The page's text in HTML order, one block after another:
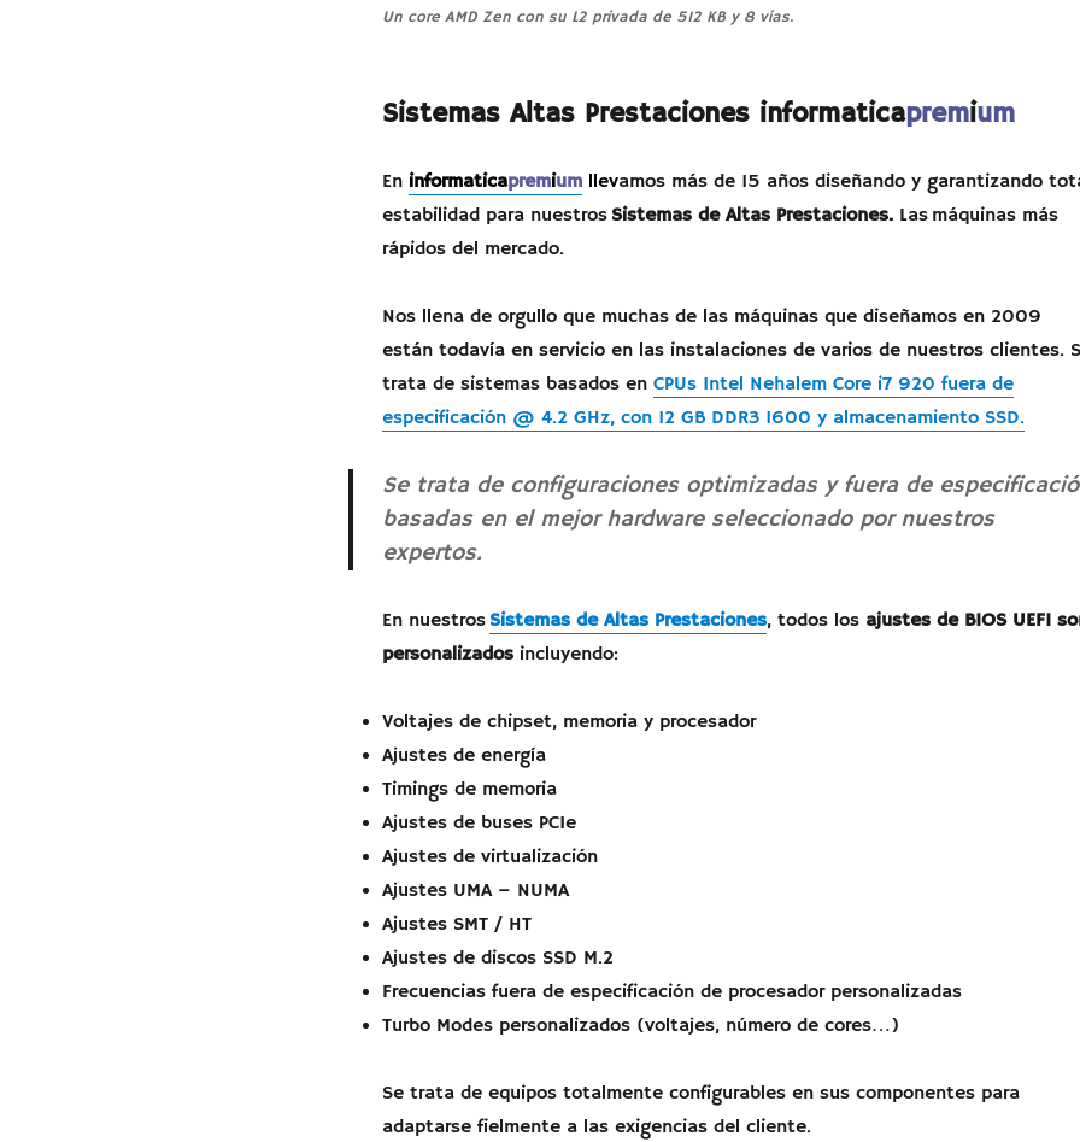
Un core AMD Zen con su L2 privada de 512 KB y 8 vías.
Sistemas Altas Prestaciones informaticapremium
En informaticapremiumllevamos más de 15 años diseñando y garantizando
estabilidad para nuestros Sistemas de Altas Prestaciones. Las máquinas más
rápidos del mercado.
Nos llena de orgullo que muchas de las máquinas que diseñamos en 2009
están todavía en servicio en las instalaciones de varios de nuestros clientes.
trata de sistemas basados en CPUs Intel Nehalem Core i7 920 fuera de
especificación @ 4.2 GHz, con 12 GB DDR3 1600 y almacenamiento SSD.
Se trata de configuraciones optimizadas y fuera de
basadas en el mejor hardware seleccionado por nuestros
expertos.
En nuestros Sistemas de Altas Prestaciones, todos los ajustes de BIOS UEFI
personalizadosincluyendo:
Voltajes de chipset, memoria y procesador
Ajustes de energía
Timings de memoria
Ajustes de buses PCIe
Ajustes de virtualización
Ajustes UMA – NUMA
Ajustes SMT / HT
Ajustes de discos SSD M.2
Frecuencias fuera de especificación de procesador personalizadas
Turbo Modes personalizados (voltajes, número de cores…)
Se trata de equipos totalmente configurables en sus componentes para
adaptarse fielmente a las exigencias del cliente.